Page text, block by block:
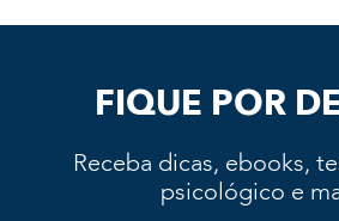
FIQUE POR
Receba dicas, ebooks,
psicológico e